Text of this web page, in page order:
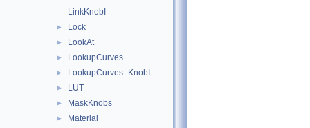
LinkKnobI
► Lock
► LookAt
► LookupCurves
► LookupCurves_KnobI
► LUT
► MaskKnobs
► Material